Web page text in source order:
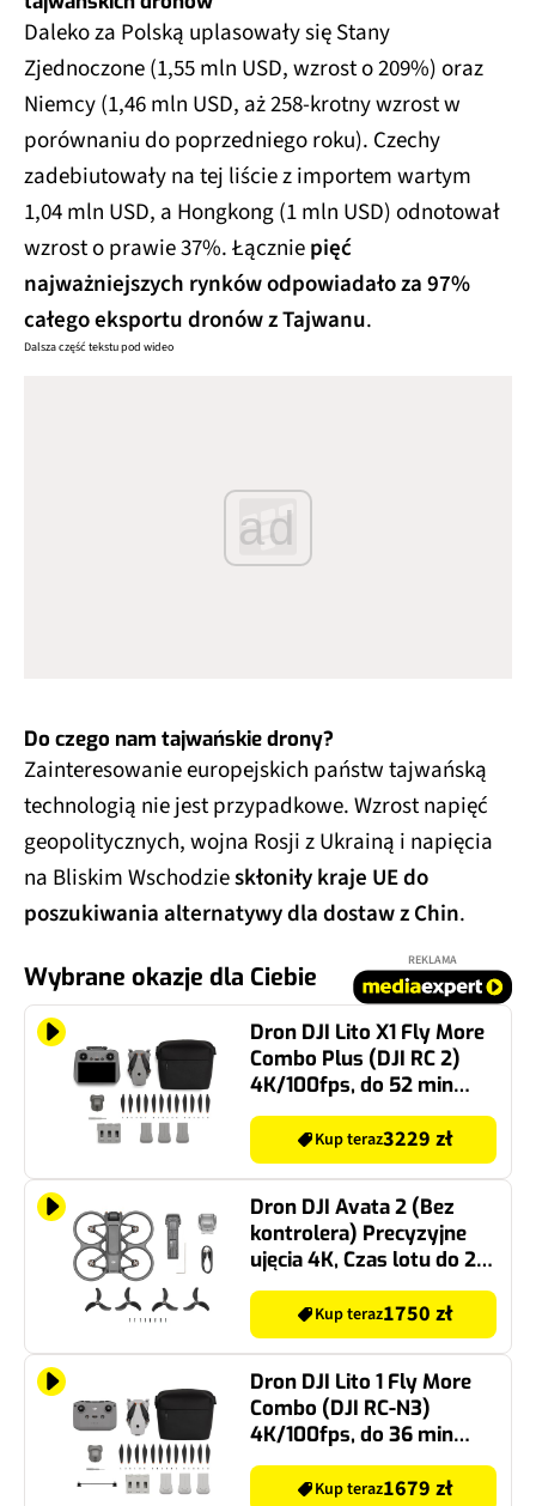
Daleko za Polską uplasowały się Stany
Zjednoczone (1,55 mln USD, wzrost o 209%) oraz
Niemcy (1,46 mln USD, aż 258-krotny wzrost w
porównaniu do poprzedniego roku). Czechy
zadebiutowały na tej liście z importem wartym
1,04 mln USD, a Hongkong (1 mln USD) odnotował
wzrost o prawie 37%. Łączniepięć
najważniejszych rynków odpowiadało za 97%
całego eksportu dronów z Tajwanu.
Dalsza część tekstu pod wideo
ad
Do czego nam tajwańskie drony?
Zainteresowanie europejskich państw tajwańską
technologią nie jest przypadkowe. Wzrost napięć
geopolitycznych, wojna Rosji z Ukrainą i napięcia
na Bliskim Wschodzieskłoniły kraje UE do
poszukiwania alternatywy dla dostaw z Chin.
Wybrane okazje dla Ciebie
REKLAMA
Dron DJI Lito X1 Fly More
Combo Plus (DJI RC 2)
4K/100fps, do 52 min
lotu, LiDAR
Kup teraz3229 zł
Dron DJI Avata 2 (Bez
kontrolera) Precyzyjne
ujęcia 4K, Czas lotu do 23
min.
Kup teraz1750 zł
Dron DJI Lito 1 Fly More
Combo (DJI RC-N3)
4K/100fps, do 36 min
lotu, 15 km transmisji,
czujniki 360°, ActiveTrack
Kup teraz1679 zł